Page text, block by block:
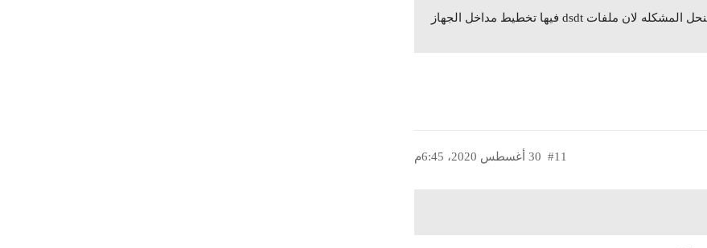
اخي المفروض اذا قمت باضافه جميع ملفات acpi راح تنحل المشكله لان ملفات dsdt فيها تخطيط مداخل الجهاز
30 أغسطس 2020، 6:45م #11